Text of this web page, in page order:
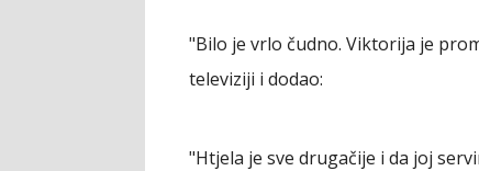
"Bilo je vrlo čudno. Viktorija je
televiziji i dodao:
"Htjela je sve drugačije i da joj